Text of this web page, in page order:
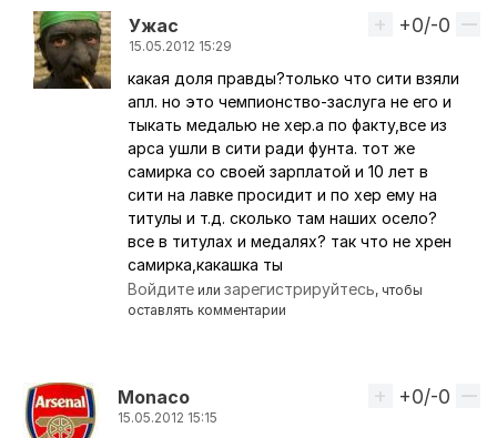
Ужас
15.05.2012 15:29
Ответ на комментарий пользователяMace
Вверх
+0/-0
какая доля правды?только что сити взяли
апл. но это чемпионство-заслуга не его и
тыкать медалью не хер.а по факту,все из
арса ушли в сити ради фунта. тот же
самирка со своей зарплатой и 10 лет в
сити на лавке просидит и по хер ему на
титулы и т.д. сколько там наших осело?
все в титулах и медалях? так что не хрен
самирка,какашка ты
Войдите илизарегистрируйтесь, чтобы
оставлять комментарии
Monaco
15.05.2012 15:15
Вверх
+0/-0